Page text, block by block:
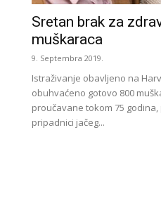
Sretan brak za
muškaraca
9. Septembra 2019.
Istraživanje obavljeno na
obuhvaćeno gotovo 800
proučavane tokom 75
pripadnici jačeg...